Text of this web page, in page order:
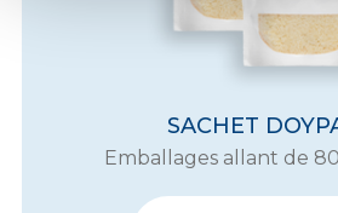
SACHET
Emballages allant de